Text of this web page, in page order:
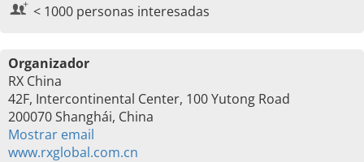
< 1000 personas interesadas
Organizador
RX China
42F, Intercontinental Center, 100 Yutong Road
200070 Shanghái, China
Mostrar email
www.rxglobal.com.cn